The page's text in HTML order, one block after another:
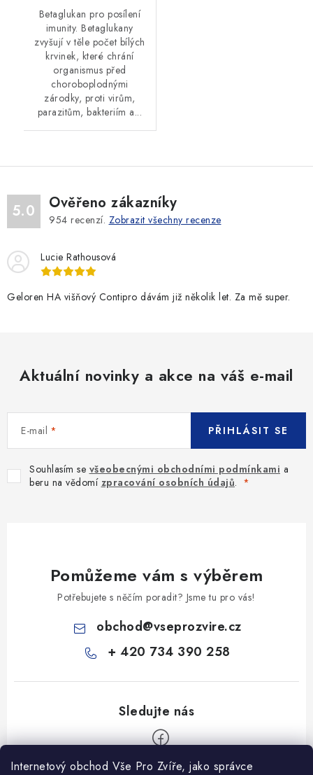
Internetový obchod Vše Pro Zvíře, jako správce
Betaglukan pro posílení
imunity. Betaglukany
zvyšují v těle počet bílých
krvinek, které chrání
organismus před
choroboplodnými
zárodky, proti virům,
parazitům, bakteriím a...
5.0 Ověřeno zákazníky
954 recenzí. Zobrazit všechny recenze
Lucie Rathousová
Geloren HA višňový Contipro dávám již několik let. Za mě super.
Aktuální novinky a akce na váš e-mail
E-mail
Souhlasím se všeobecnými obchodními podmínkami a
beru na vědomí zpracování osobních údajů.
PŘIHLÁSIT SE
Pomůžeme vám s výběrem
Potřebujete s něčím poradit? Jsme tu pro vás!
obchod@vseprozvire.cz
+ 420 734 390 258